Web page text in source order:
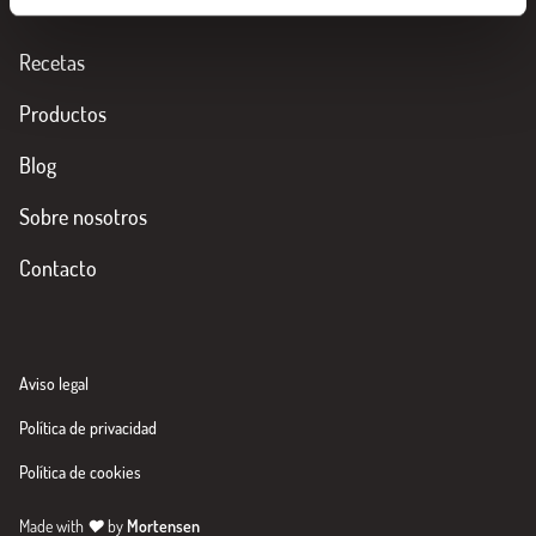
Recetas
Productos
Blog
Sobre nosotros
Contacto
Aviso legal
Política de privacidad
Política de cookies
Made with ♥by Mortensen